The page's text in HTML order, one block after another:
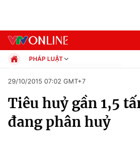
Chuyên mục
Chính trị
PHÁP LUẬT
Xã hội
Pháp luật
Thể thao
29/10/2015 07:02 GMT+7
Tiêu huỷ gần 1,5
đang phân huỷ